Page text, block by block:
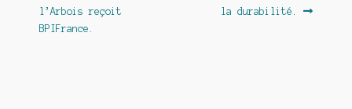
l’Arbois reçoit
BPIFrance.
la durabilité.